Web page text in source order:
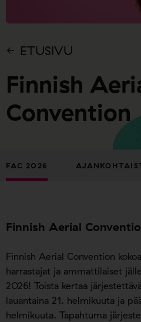
ETUSIVU
Finnish
Convention
FAC 2026
Finnish Aerial
Finnish Aerial Convention
harrastajat ja ammattilaiset
2026! Toista kertaa
lauantaina 21. helmikuuta ja
helmikuuta. Tapahtuma